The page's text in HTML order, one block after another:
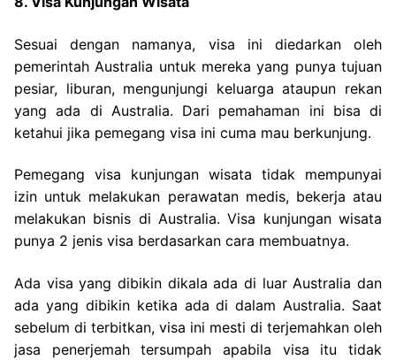
Sesuai dengan namanya, visa ini diedarkan oleh
pemerintah Australia untuk mereka yang punya tujuan
pesiar, liburan, mengunjungi keluarga ataupun rekan
yang ada di Australia. Dari pemahaman ini bisa di
ketahui jika pemegang visa ini cuma mau berkunjung.
Pemegang visa kunjungan wisata tidak mempunyai
izin untuk melakukan perawatan medis, bekerja atau
melakukan bisnis di Australia. Visa kunjungan wisata
punya 2 jenis visa berdasarkan cara membuatnya.
Ada visa yang dibikin dikala ada di luar Australia dan
ada yang dibikin ketika ada di dalam Australia. Saat
sebelum di terbitkan, visa ini mesti di terjemahkan oleh
jasa penerjemah tersumpah apabila visa itu tidak